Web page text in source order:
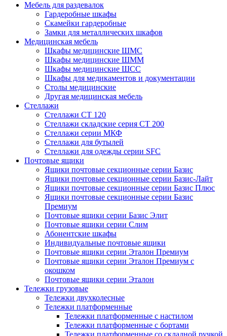
Мебель для раздевалок
Гардеробные шкафы
Скамейки гардеробные
Замки для металлических шкафов
Медицинская мебель
Шкафы медицинские ШМС
Шкафы медицинские ШММ
Шкафы медицинские ШСС
Шкафы для медикаментов и документации
Столы медицинские
Другая медицинская мебель
Стеллажи
Стеллажи СТ 120
Стеллажи складские серия СТ 200
Стеллажи серии МКФ
Стеллажи для бутылей
Стеллажи для одежды серии SFC
Почтовые ящики
Ящики почтовые секционные серии Базис
Ящики почтовые секционные серии Базис-Лайт
Ящики почтовые секционные серии Базис Плюс
Ящики почтовые секционные серии Базис
Премиум
Почтовые ящики серии Базис Элит
Почтовые ящики серии Слим
Абонентские шкафы
Индивидуальные почтовые ящики
Почтовые ящики серии Эталон Премиум
Почтовые ящики серии Эталон Премиум с
окошком
Почтовые ящики серии Эталон
Тележки грузовые
Тележки двухколесные
Тележки платформенные
Тележки платформенные с настилом
Тележки платформенные с бортами
Тележки платформенные со складной ручкой